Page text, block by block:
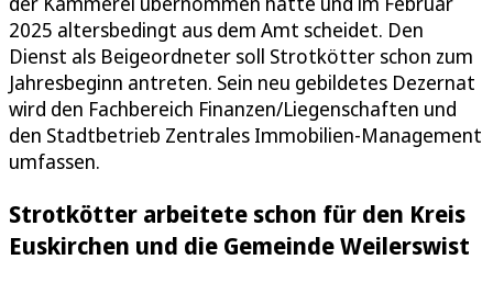
2025 altersbedingt aus dem Amt scheidet. Den
Dienst als Beigeordneter soll Strotkötter schon zum
Jahresbeginn antreten. Sein neu gebildetes Dezernat
wird den Fachbereich Finanzen/Liegenschaften und
den Stadtbetrieb Zentrales Immobilien-Management
umfassen.
Strotkötter arbeitete schon für den Kreis
Euskirchen und die Gemeinde Weilerswist